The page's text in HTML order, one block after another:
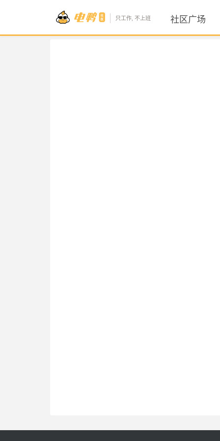
只工作, 不上班 社区广场